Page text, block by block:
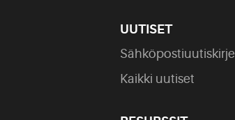
UUTISET
Sähköpostiuutiskirje
Kaikki uutiset